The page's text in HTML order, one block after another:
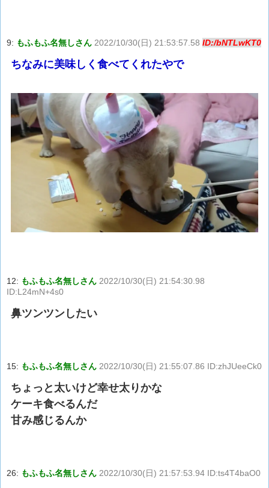
9: もふもふ名無しさん 2022/10/30(日) 21:53:57.58 ID:/bNTLwKT0
ちなみに美味しく食べてくれたやで
12: もふもふ名無しさん 2022/10/30(日) 21:54:30.98
ID:L24mN+4s0
鼻ツンツンしたい
15: もふもふ名無しさん 2022/10/30(日) 21:55:07.86 ID:zhJUeeCk0
ちょっと太いけど幸せ太りかな
ケーキ食べるんだ
甘み感じるんか
26: もふもふ名無しさん 2022/10/30(日) 21:57:53.94 ID:ts4T4baO0